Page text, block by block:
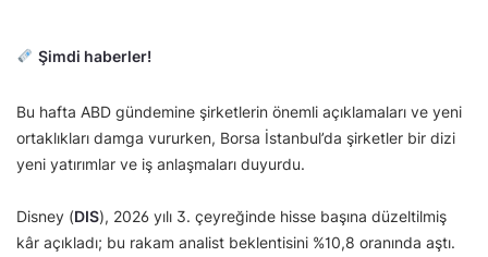
Şimdi haberler!
Bu hafta ABD gündemine şirketlerin önemli açıklamaları ve yeni
ortaklıkları damga vururken, Borsa İstanbul’da şirketler bir dizi
yeni yatırımlar ve iş anlaşmaları duyurdu.
Disney (DIS), 2026 yılı 3. çeyreğinde hisse başına düzeltilmiş
kâr açıkladı; bu rakam analist beklentisini %10,8 oranında aştı.